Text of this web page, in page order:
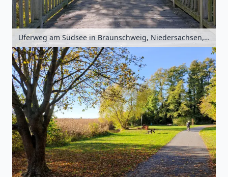
Uferweg am Südsee in Braunschweig, Niedersachsen, Deutschland